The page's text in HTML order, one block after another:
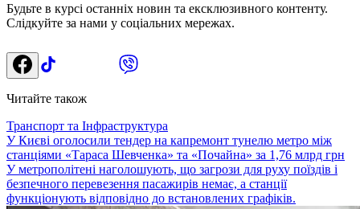
Будьте в курсі останніх новин та ексклюзивного контенту.
Слідкуйте за нами у соціальних мережах.
Читайте також
Транспорт та Інфраструктура
У Києві оголосили тендер на капремонт тунелю метро між
станціями «Тараса Шевченка» та «Почайна» за 1,76 млрд грн
У метрополітені наголошують, що загрози для руху поїздів і
безпечного перевезення пасажирів немає, а станції
функціонують відповідно до встановлених графіків.